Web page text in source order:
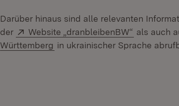
Darüber hinaus sind alle relevanten
der
Extern:
Website „dranbleibenBW“ (Öffnet in
als auch
Württemberg (Öffnet in neuem Fenster)
in ukrainischer Sprache